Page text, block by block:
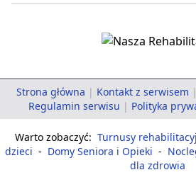
Strona główna | Kontakt z serwisem |
Regulamin serwisu | Polityka
Warto zobaczyć: Turnusy
dzieci - Domy Seniora i Opieki -
dla zdrowia